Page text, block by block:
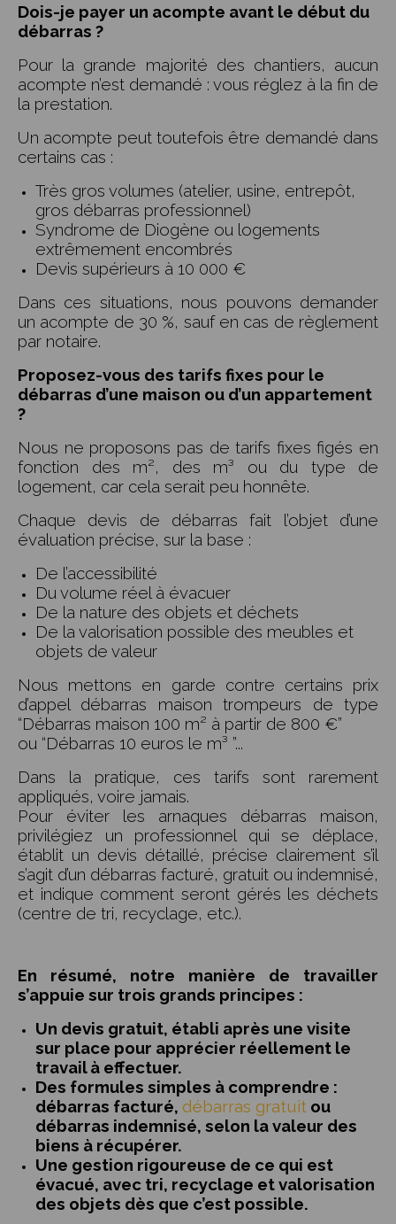
Dois-je payer un acompte avant le début du
débarras ?
Pour la grande majorité des chantiers, aucun
acompte n’est demandé : vous réglez à la fin de
la prestation.
Un acompte peut toutefois être demandé dans
certains cas :
Très gros volumes (atelier, usine, entrepôt,
gros débarras professionnel)
Syndrome de Diogène ou logements
extrêmement encombrés
Devis supérieurs à 10 000 €
Dans ces situations, nous pouvons demander
un acompte de 30 %, sauf en cas de règlement
par notaire.
Proposez-vous des tarifs fixes pour le
débarras d’une maison ou d’un appartement
?
Nous ne proposons pas de tarifs fixes figés en
fonction des m², des m³ ou du type de
logement, car cela serait peu honnête.
Chaque devis de débarras fait l’objet d’une
évaluation précise, sur la base :
De l’accessibilité
Du volume réel à évacuer
De la nature des objets et déchets
De la valorisation possible des meubles et
objets de valeur
Nous mettons en garde contre certains prix
d’appel débarras maison trompeurs de type
“Débarras maison 100 m² à partir de 800 €”
ou “Débarras 10 euros le m³ ”...
Dans la pratique, ces tarifs sont rarement
appliqués, voire jamais.
Pour éviter les arnaques débarras maison,
privilégiez un professionnel qui se déplace,
établit un devis détaillé, précise clairement s’il
s’agit d’un débarras facturé, gratuit ou indemnisé,
et indique comment seront gérés les déchets
(centre de tri, recyclage, etc.).
En résumé, notre manière de travailler
s’appuie sur trois grands principes :
Un devis gratuit, établi après une visite
sur place pour apprécier réellement le
travail à effectuer.
Des formules simples à comprendre :
débarras facturé, débarras gratuit ou
débarras indemnisé, selon la valeur des
biens à récupérer.
Une gestion rigoureuse de ce qui est
évacué, avec tri, recyclage et valorisation
des objets dès que c’est possible.